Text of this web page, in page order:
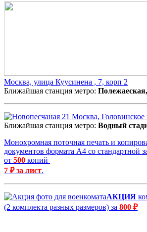
Москва, улица Куусинена , 7, корп 2
Ближайшая станция метро:
Москва, Головинское
Ближайшая станция метро: Водный
Монохромная поточная печать и
документов формата А4 со стандартной
от 500 копий
7 ₽ за лист.
АКЦИЯ
(2 комплекта разных размеров) за 800 ₽